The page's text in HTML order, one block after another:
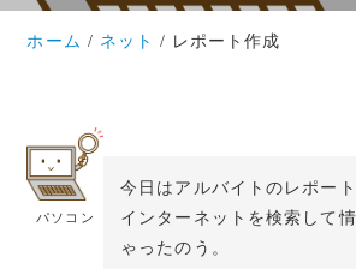
ホーム ネット レポート作成
パソコン
今日はアルバイトのレポー
インターネットを検索して
ゃったのう。